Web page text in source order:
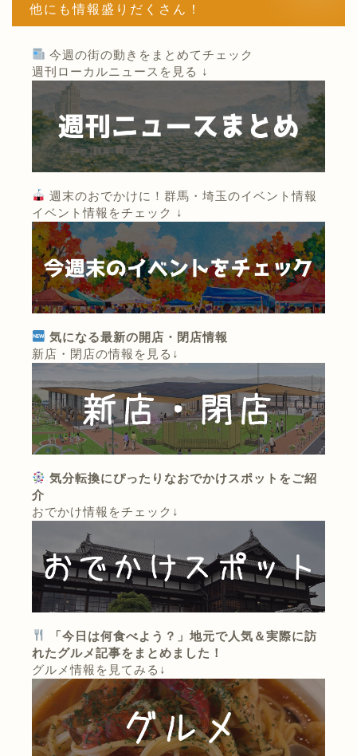
他にも情報盛りだくさん！
今週の街の動きをまとめてチェック
週刊ローカルニュースを見る ↓
週末のおでかけに！群馬・埼玉のイベント情報
イベント情報をチェック ↓
気になる最新の開店・閉店情報
新店・閉店の情報を見る↓
気分転換にぴったりなおでかけスポットをご紹
介
おでかけ情報をチェック↓
「今日は何食べよう？」地元で人気＆実際に訪
れたグルメ記事をまとめました！
グルメ情報を見てみる↓